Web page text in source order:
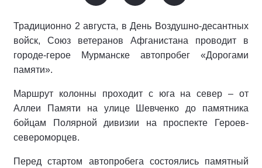
Традиционно 2 августа, в День Воздушно-десантных
войск, Союз ветеранов Афганистана проводит в
городе-герое Мурманске автопробег «Дорогами
памяти».
Маршрут колонны проходит с юга на север – от
Аллеи Памяти на улице Шевченко до памятника
бойцам Полярной дивизии на проспекте Героев-
североморцев.
Перед стартом автопробега состоялись памятный